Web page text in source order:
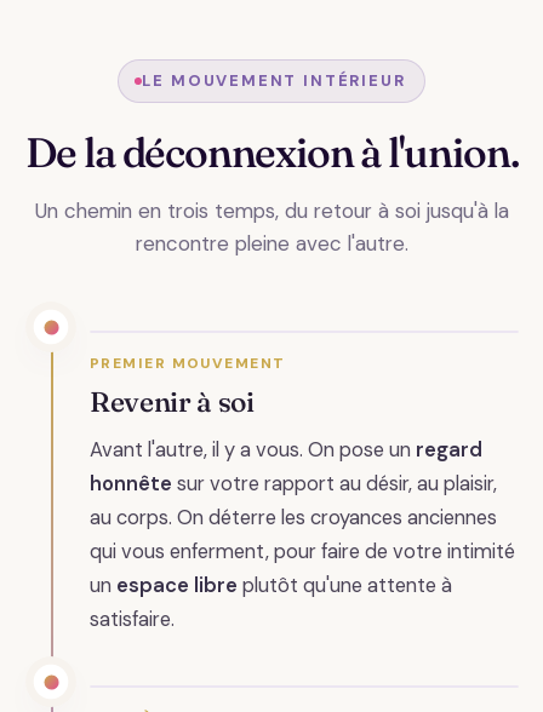
LE MOUVEMENT INTÉRIEUR
De la déconnexion à l'union.
Un chemin en trois temps, du retour à soi jusqu'à la
rencontre pleine avec l'autre.
PREMIER MOUVEMENT
Revenir à soi
Avant l'autre, il y a vous. On pose un regard
honnête sur votre rapport au désir, au plaisir,
au corps. On déterre les croyances anciennes
qui vous enferment, pour faire de votre intimité
un espace libre plutôt qu'une attente à
satisfaire.